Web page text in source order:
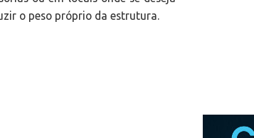
o peso próprio da estrutura.